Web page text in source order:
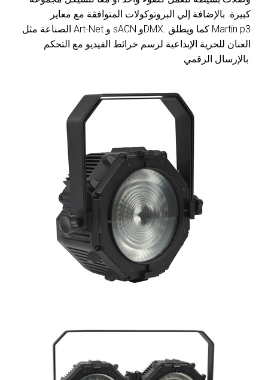
كبيرة. بالإضافة إلي البروتوكولات المتوافقة مع معاير
الصناعة مثل Art-Net و sACN وDMX. كما ويطلق Martin p3
العنان للحرية الإبداعية لرسم خرائط الفيديو مع التحكم